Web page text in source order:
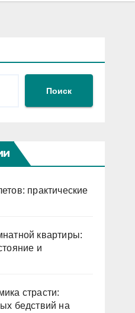
Поиск
практические
квартиры:
и
страсти:
бедствий на